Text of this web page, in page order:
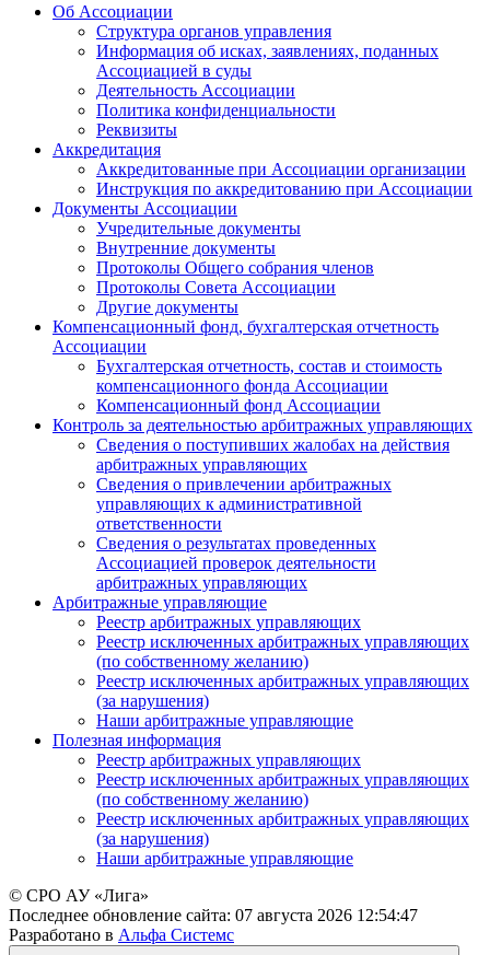
Об Ассоциации
Структура органов управления
Информация об исках, заявлениях, поданных
Ассоциацией в суды
Деятельность Ассоциации
Политика конфиденциальности
Реквизиты
Аккредитация
Аккредитованные при Ассоциации организации
Инструкция по аккредитованию при Ассоциации
Документы Ассоциации
Учредительные документы
Внутренние документы
Протоколы Общего собрания членов
Протоколы Совета Ассоциации
Другие документы
Компенсационный фонд, бухгалтерская отчетность
Ассоциации
Бухгалтерская отчетность, состав и стоимость
компенсационного фонда Ассоциации
Компенсационный фонд Ассоциации
Контроль за деятельностью арбитражных управляющих
Сведения о поступивших жалобах на действия
арбитражных управляющих
Сведения о привлечении арбитражных
управляющих к административной
ответственности
Сведения о результатах проведенных
Ассоциацией проверок деятельности
арбитражных управляющих
Арбитражные управляющие
Реестр арбитражных управляющих
Реестр исключенных арбитражных управляющих
(по собственному желанию)
Реестр исключенных арбитражных управляющих
(за нарушения)
Наши арбитражные управляющие
Полезная информация
Реестр арбитражных управляющих
Реестр исключенных арбитражных управляющих
(по собственному желанию)
Реестр исключенных арбитражных управляющих
(за нарушения)
Наши арбитражные управляющие
© СРО АУ «Лига»
Последнее обновление сайта: 07 августа 2026 12:54:47
Разработано в Альфа Системс